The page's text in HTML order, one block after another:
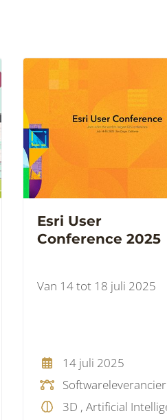
Esri User
Conference 2025
Van 14 tot 18 juli 2025
14 juli 2025
Softwareleverancier